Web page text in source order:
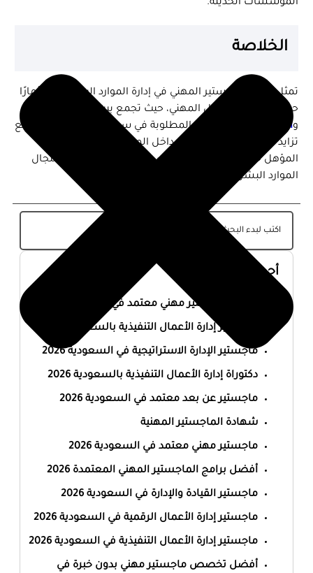
المؤسسات الحديثة.
الخلاصة
تمثل درجة الماجستير المهني في إدارة الموارد البشرية استثمارًا
حقيقيًا في المستقبل المهني، حيث تجمع بين المعرفة العملية
والمهارات الاستراتيجية المطلوبة في سوق العمل الحديث. ومع
تزايد أهمية العنصر البشري داخل المؤسسات، يصبح هذا
المؤهل خطوة ذكية لكل من يسعى للتميز والقيادة في مجال
الموارد البشرية.
أحدث المقالات
أفضل ماجستير مهني معتمد في السعودية 2026
ماجستير إدارة الأعمال التنفيذية بالسعودية 2026
ماجستير الإدارة الاستراتيجية في السعودية 2026
دكتوراة إدارة الأعمال التنفيذية بالسعودية 2026
ماجستير عن بعد معتمد في السعودية 2026
شهادة الماجستير المهنية
ماجستير مهني معتمد في السعودية 2026
أفضل برامج الماجستير المهني المعتمدة 2026
ماجستير القيادة والإدارة في السعودية 2026
ماجستير إدارة الأعمال الرقمية في السعودية 2026
ماجستير إدارة الأعمال التنفيذية في السعودية 2026
أفضل تخصص ماجستير مهني بدون خبرة في